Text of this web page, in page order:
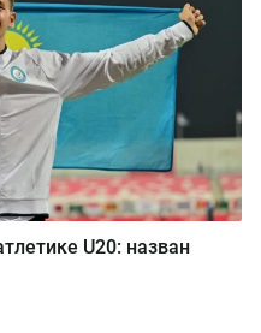
U20: назван